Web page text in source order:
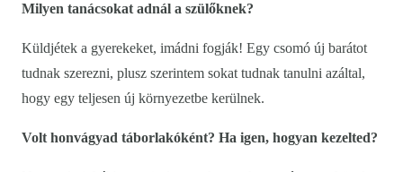
Milyen tanácsokat adnál a szülőknek?
Küldjétek a gyerekeket, imádni fogják! Egy csomó új barátot
tudnak szerezni, plusz szerintem sokat tudnak tanulni azáltal,
hogy egy teljesen új környezetbe kerülnek.
Volt honvágyad táborlakóként? Ha igen, hogyan kezelted?